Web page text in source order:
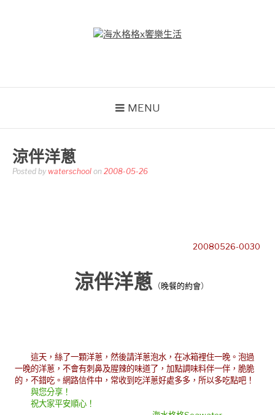
MENU
涼伴洋蔥
Posted by waterschool on 2008-05-26
20080526-0030
涼伴洋蔥 （晚餐的約會）
這天，絲了一顆洋蔥，然後請洋蔥泡水，在冰箱裡住一晚。泡過
一晚的洋蔥，不會有刺鼻及腥辣的味道了，加點調味料伴一伴，脆脆
的，不錯吃。網路信件中，常收到吃洋蔥好處多多，所以多吃點吧！
與您分享！
祝大家平安順心！